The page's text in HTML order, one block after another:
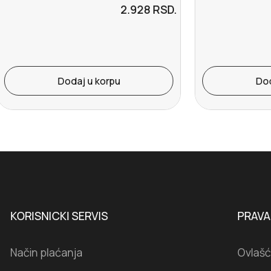
2.928 RSD.
Dodaj u korpu
KORISNICKI SERVIS
Način plaćanja